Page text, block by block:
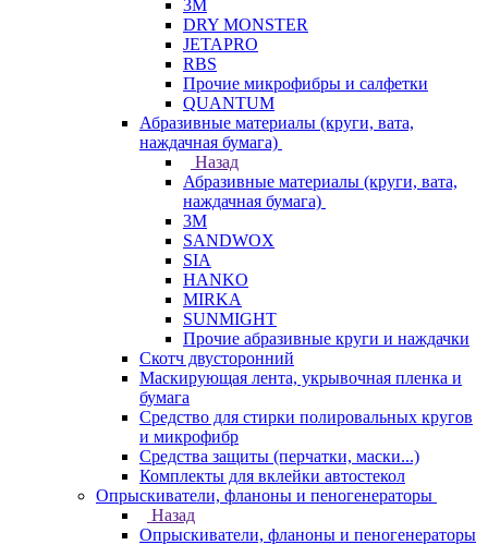
3М
DRY MONSTER
JETAPRO
RBS
Прочие микрофибры и салфетки
QUANTUM
Абразивные материалы (круги, вата,
наждачная бумага)
Назад
Абразивные материалы (круги, вата,
наждачная бумага)
3М
SANDWOX
SIA
HANKO
MIRKA
SUNMIGHT
Прочие абразивные круги и наждачки
Скотч двусторонний
Маскирующая лента, укрывочная пленка и
бумага
Средство для стирки полировальных кругов
и микрофибр
Средства защиты (перчатки, маски...)
Комплекты для вклейки автостекол
Опрыскиватели, фланоны и пеногенераторы
Назад
Опрыскиватели, фланоны и пеногенераторы